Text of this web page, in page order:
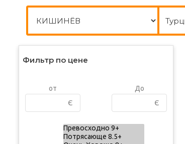
Фильтр по цене
от
Є
До
Є